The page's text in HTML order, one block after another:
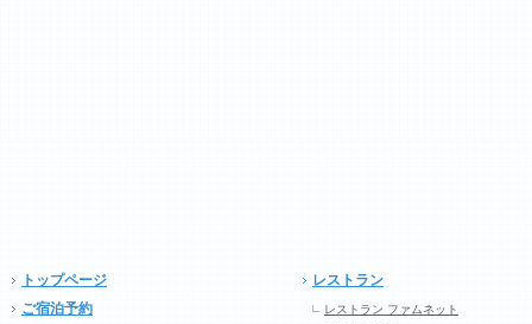
トップページ
ご宿泊予約
レストラン
レストラン ファムネット